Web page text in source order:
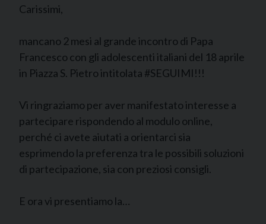
Carissimi,
mancano 2 mesi al grande incontro di Papa
Francesco con gli adolescenti italiani del 18 aprile
in Piazza S. Pietro intitolata #SEGUIMI!!!
Vi ringraziamo per aver manifestato interesse a
partecipare rispondendo al modulo online,
perché ci avete aiutati a orientarci sia
esprimendo la preferenza tra le possibili soluzioni
di partecipazione, sia con preziosi consigli.
E ora vi presentiamo la…